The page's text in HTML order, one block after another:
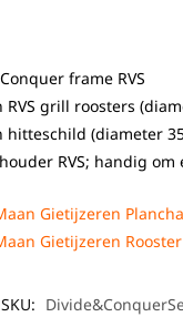
frame RVS
RVS grill roosters
hitteschild (diameter
RVS; handig
Gietijzeren
Gietijzeren
SKU: